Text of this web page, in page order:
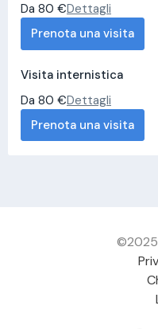
Da 80 €Dettagli
Prenota una visita
Visita internistica
Da 80 €Dettagli
Prenota una visita
©2025